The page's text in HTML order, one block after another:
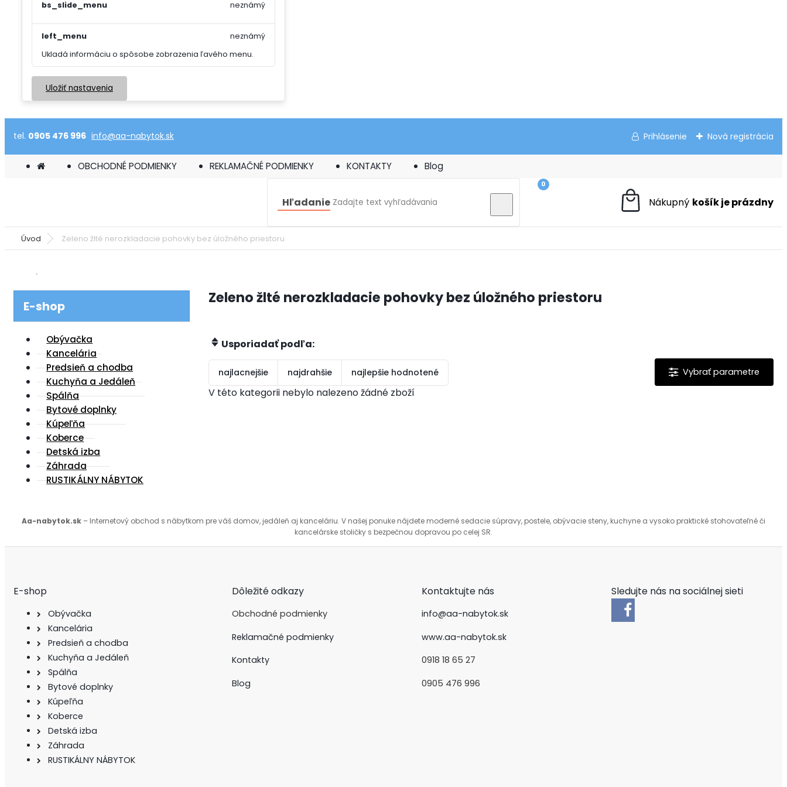
bs_slide_menu neznámý
left_menu
Ukladá informáciu o spôsobe zobrazenia ľavého menu.
neznámý
Uložiť nastavenia
tel. 0905 476 996info@aa-nabytok.sk Prihlásenie Nová registrácia
OBCHODNÉ PODMIENKY REKLAMAČNÉ PODMIENKY KONTAKTY Blog
Hľadanie
0
Úvod Zeleno žlté nerozkladacie pohovky bez úložného priestoru
E-shop
Obývačka
Kancelária
Predsieň a chodba
Kuchyňa a Jedáleň
Spálňa
Bytové doplnky
Kúpeľňa
Koberce
Detská izba
Záhrada
RUSTIKÁLNY NÁBYTOK
Zeleno žlté nerozkladacie pohovky bez úložného priestoru
Usporiadať podľa:
najlacnejšie najdrahšie najlepšie hodnotené
V této kategorii nebylo nalezeno žádné zboží
Aa-nabytok.sk – Internetový obchod s nábytkom pre váš domov, jedáleň aj kanceláriu. V našej ponuke nájdete moderné sedacie súpravy, postele, obývacie steny, kuchyne a vysoko praktické stohovateľné či
kancelárske stoličky s bezpečnou dopravou po celej SR.
E-shop
Obývačka
Kancelária
Predsieň a chodba
Kuchyňa a Jedáleň
Spálňa
Bytové doplnky
Kúpeľňa
Koberce
Detská izba
Záhrada
RUSTIKÁLNY NÁBYTOK
Dôležité odkazy
Obchodné podmienky
Reklamačné podmienky
Kontakty
Blog
Kontaktujte nás
info@aa-nabytok.sk
www.aa-nabytok.sk
0918 18 65 27
0905 476 996
Sledujte nás na sociálnej sieti